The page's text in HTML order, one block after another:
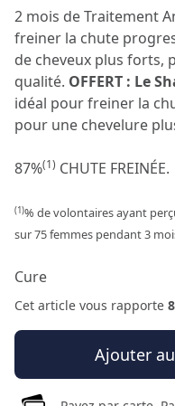
2 mois de Traitement
freiner la chute
de cheveux plus forts,
qualité. OFFERT : Le
idéal pour freiner la
pour une chevelure
87%(1) CHUTE FREINÉE.
(1)% de volontaires ayant
sur 75 femmes pendant 3
Cure
Cet article vous rapporte
Ajouter